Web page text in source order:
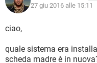
27 giu 2016 alle 15:11
ciao,
quale sistema era
scheda madre è in